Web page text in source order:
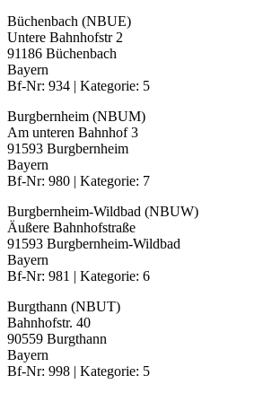
Büchenbach (NBUE)
Untere Bahnhofstr 2
91186 Büchenbach
Bayern
Bf-Nr: 934 | Kategorie: 5
Burgbernheim (NBUM)
Am unteren Bahnhof 3
91593 Burgbernheim
Bayern
Bf-Nr: 980 | Kategorie: 7
Burgbernheim-Wildbad (NBUW)
Äußere Bahnhofstraße
91593 Burgbernheim-Wildbad
Bayern
Bf-Nr: 981 | Kategorie: 6
Burgthann (NBUT)
Bahnhofstr. 40
90559 Burgthann
Bayern
Bf-Nr: 998 | Kategorie: 5